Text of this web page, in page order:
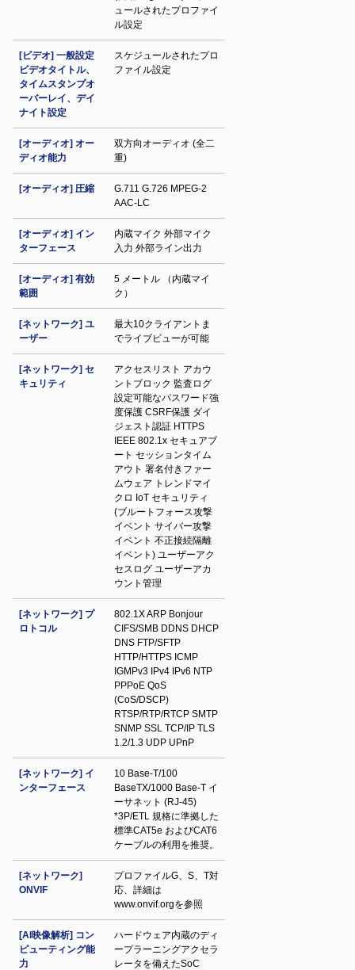
ュールされたプロファイ
ル設定
[ビデオ] 一般設定
ビデオタイトル、
タイムスタンプオ
ーバーレイ、デイ
ナイト設定
スケジュールされたプロ
ファイル設定
[オーディオ] オー
ディオ能力
双方向オーディオ (全二
重)
[オーディオ] 圧縮
G.711 G.726 MPEG-2
AAC-LC
[オーディオ] イン
ターフェース
内蔵マイク 外部マイク
入力 外部ライン出力
[オーディオ] 有効
範囲
5 メートル （内蔵マイ
ク）
[ネットワーク] ユ
ーザー
最大10クライアントま
でライブビューが可能
[ネットワーク] セ
キュリティ
アクセスリスト アカウ
ントブロック 監査ログ
設定可能なパスワード強
度保護 CSRF保護 ダイ
ジェスト認証 HTTPS
IEEE 802.1x セキュアブ
ート セッションタイム
アウト 署名付きファー
ムウェア トレンドマイ
クロ IoT セキュリティ
(ブルートフォース攻撃
イベント サイバー攻撃
イベント 不正接続隔離
イベント) ユーザーアク
セスログ ユーザーアカ
ウント管理
[ネットワーク] プ
ロトコル
802.1X ARP Bonjour
CIFS/SMB DDNS DHCP
DNS FTP/SFTP
HTTP/HTTPS ICMP
IGMPv3 IPv4 IPv6 NTP
PPPoE QoS
(CoS/DSCP)
RTSP/RTP/RTCP SMTP
SNMP SSL TCP/IP TLS
1.2/1.3 UDP UPnP
[ネットワーク] イ
ンターフェース
10 Base-T/100
BaseTX/1000 Base-T イ
ーサネット (RJ-45)
*3P/ETL 規格に準拠した
標準CAT5e およびCAT6
ケーブルの利用を推奨。
[ネットワーク]
ONVIF
プロファイルG、S、T対
応、詳細は
www.onvif.orgを参照
[AI映像解析] コン
ピューティング能
力
ハードウェア内蔵のディ
ープラーニングアクセラ
レータを備えたSoC